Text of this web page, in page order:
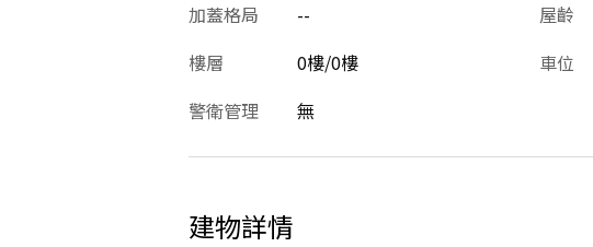
加蓋格局
-- 屋齡
樓層
0樓/0樓 車位
警衛管理
無
建物詳情